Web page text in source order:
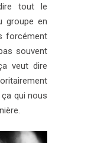
tout le
groupe en
forcément
souvent
veut dire
qui nous